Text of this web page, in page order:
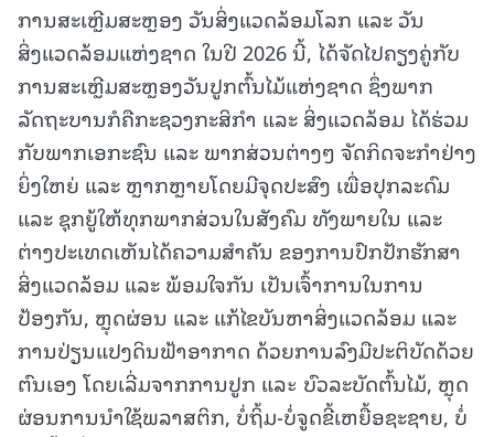
ການສະເຫຼີມສະຫຼອງ ວັນສິ່ງແວດລ້ອມໂລກ ແລະ ວັນ
ສິ່ງແວດລ້ອມແຫ່ງຊາດ ໃນປີ 2026 ນີ້, ໄດ້ຈັດໄປຄຽງຄູ່ກັບ
ການສະເຫຼີມສະຫຼອງວັນປູກຕົ້ນໄມ້ແຫ່ງຊາດ ຊຶ່ງພາກ
ລັດຖະບານກໍຄືກະຊວງກະສິກຳ ແລະ ສິ່ງແວດລ້ອມ ໄດ້ຮ່ວມ
ກັບພາກເອກະຊົນ ແລະ ພາກສ່ວນຕ່າງໆ ຈັດກິດຈະກຳຢ່າງ
ຍິ່ງໃຫຍ່ ແລະ ຫຼາກຫຼາຍໂດຍມີຈຸດປະສົງ ເພື່ອປຸກລະດົມ
ແລະ ຊຸກຍູ້ໃຫ້ທຸກພາກສ່ວນໃນສັງຄົມ ທັງພາຍໃນ ແລະ
ຕ່າງປະເທດເຫັນໄດ້ຄວາມສໍາຄັນ ຂອງການປົກປັກຮັກສາ
ສິ່ງແວດລ້ອມ ແລະ ພ້ອມໃຈກັນ ເປັນເຈົ້າການໃນການ
ປ້ອງກັນ, ຫຼຸດຜ່ອນ ແລະ ແກ້ໄຂບັນຫາສິ່ງແວດລ້ອມ ແລະ
ການປ່ຽນແປງດິນຟ້າອາກາດ ດ້ວຍການລົງມືປະຕິບັດດ້ວຍ
ຕົນເອງ ໂດຍເລີ່ມຈາກການປູກ ແລะ ບົວລະບັດຕົ້ນໄມ້, ຫຼຸດ
ຜ່ອນການນໍາໃຊ້ພລາສຕິກ, ບໍ່ຖິ້ມ-ບໍ່ຈູດຂີ້ເຫຍື້ອຊະຊາຍ, ບໍ່